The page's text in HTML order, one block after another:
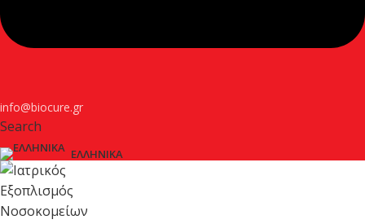
info@biocure.gr
Search
ΕΛΛΗΝΙΚΆ